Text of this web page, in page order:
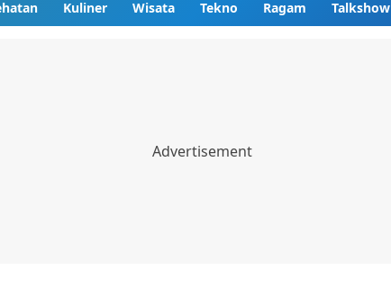
Kuliner Wisata Tekno Ragam Talkshow